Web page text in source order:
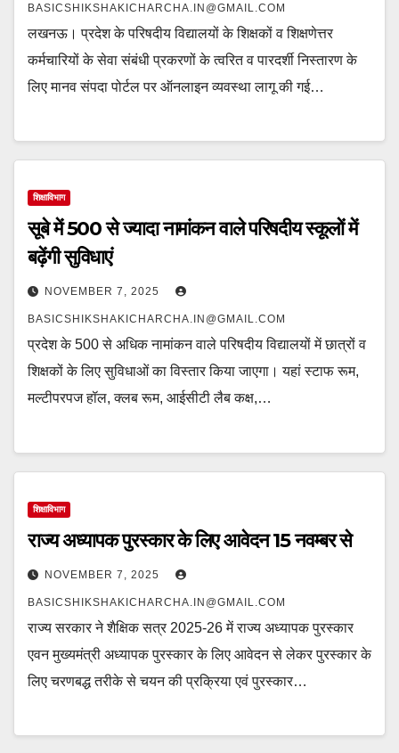
BASICSHIKSHAKICHARCHA.IN@GMAIL.COM
लखनऊ। प्रदेश के परिषदीय विद्यालयों के शिक्षकों व शिक्षणेत्तर
कर्मचारियों के सेवा संबंधी प्रकरणों के त्वरित व पारदर्शी निस्तारण के
लिए मानव संपदा पोर्टल पर ऑनलाइन व्यवस्था लागू की गई…
शिक्षाविभाग
सूबे में 500 से ज्यादा नामांकन वाले परिषदीय स्कूलों में
बढ़ेंगी सुविधाएं
NOVEMBER 7, 2025
BASICSHIKSHAKICHARCHA.IN@GMAIL.COM
प्रदेश के 500 से अधिक नामांकन वाले परिषदीय विद्यालयों में छात्रों व
शिक्षकों के लिए सुविधाओं का विस्तार किया जाएगा। यहां स्टाफ रूम,
मल्टीपरपज हॉल, क्लब रूम, आईसीटी लैब कक्ष,…
शिक्षाविभाग
राज्य अध्यापक पुरस्कार के लिए आवेदन 15 नवम्बर से
NOVEMBER 7, 2025
BASICSHIKSHAKICHARCHA.IN@GMAIL.COM
राज्य सरकार ने शैक्षिक सत्र 2025-26 में राज्य अध्यापक पुरस्कार
एवन मुख्यमंत्री अध्यापक पुरस्कार के लिए आवेदन से लेकर पुरस्कार के
लिए चरणबद्ध तरीके से चयन की प्रक्रिया एवं पुरस्कार…